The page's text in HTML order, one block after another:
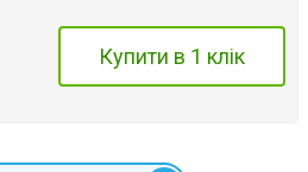
Купити в 1 клік